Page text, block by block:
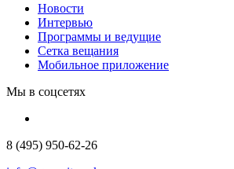
Новости
Интервью
Программы и ведущие
Сетка вещания
Мобильное приложение
Мы в соцсетях
8 (495) 950-62-26